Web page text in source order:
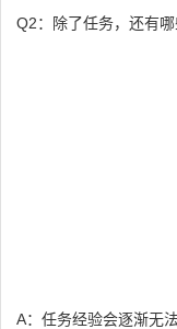
Q2：除了任务，还有哪
A：任务经验会逐渐无